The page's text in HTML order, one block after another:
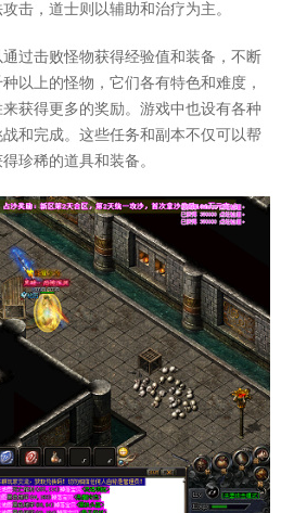
击，道士则以辅助和治疗为主。
过击败怪物获得经验值和装备，不断
以上的怪物，它们各有特色和难度，
获得更多的奖励。游戏中也设有各种
和完成。这些任务和副本不仅可以帮
珍稀的道具和装备。